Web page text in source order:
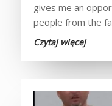
gives me an
people from the
Czytaj więcej